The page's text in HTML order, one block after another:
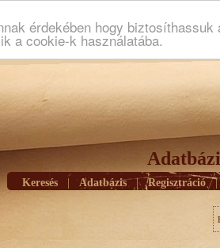
érdekében hogy
a cookie-k használatába.
Keresés Adatbázis | Regisztráció